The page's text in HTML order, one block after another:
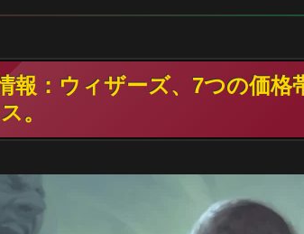
報：ウィザーズ、7つの価
。